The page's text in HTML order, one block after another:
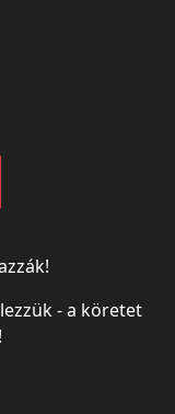
- a köretet